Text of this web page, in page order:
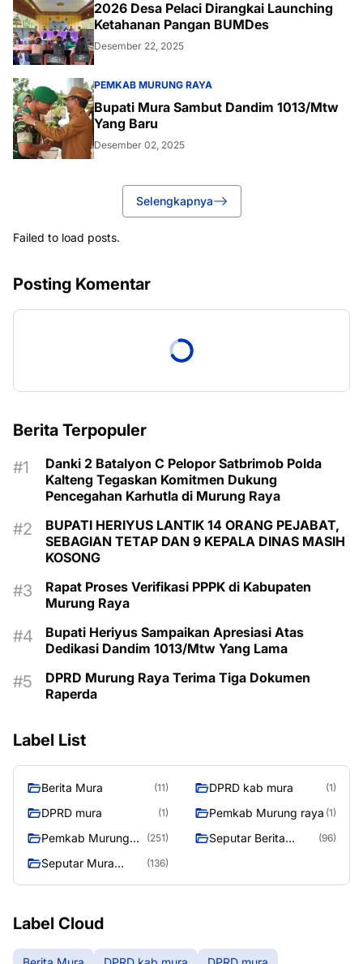
2026 Desa Pelaci Dirangkai Launching
Ketahanan Pangan BUMDes
Desember 22, 2025
PEMKAB MURUNG RAYA
Bupati Mura Sambut Dandim 1013/Mtw
Yang Baru
Desember 02, 2025
Selengkapnya
Failed to load posts.
Posting Komentar
Berita Terpopuler
Danki 2 Batalyon C Pelopor Satbrimob Polda
Kalteng Tegaskan Komitmen Dukung
Pencegahan Karhutla di Murung Raya
BUPATI HERIYUS LANTIK 14 ORANG PEJABAT,
SEBAGIAN TETAP DAN 9 KEPALA DINAS MASIH
KOSONG
Rapat Proses Verifikasi PPPK di Kabupaten
Murung Raya
Bupati Heriyus Sampaikan Apresiasi Atas
Dedikasi Dandim 1013/Mtw Yang Lama
DPRD Murung Raya Terima Tiga Dokumen
Raperda
Label List
Berita Mura (11) DPRD kab mura (1)
DPRD mura (1) Pemkab Murung raya (1)
Pemkab Murung
(251)
Seputar Berita
(96)
Seputar Mura
(136)
Label Cloud